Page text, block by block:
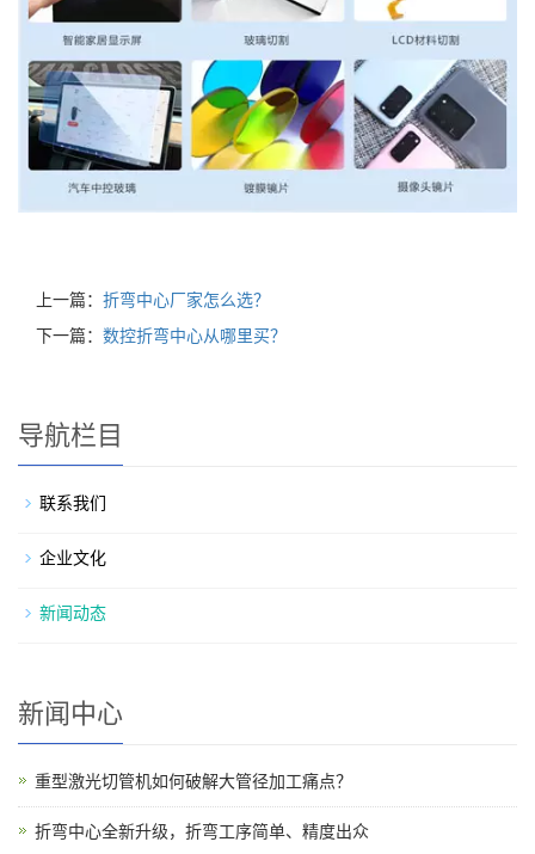
上一篇： 折弯中心厂家怎么选？
下一篇： 数控折弯中心从哪里买？
导航栏目
联系我们
企业文化
新闻动态
新闻中心
重型激光切管机如何破解大管径加工痛点？
折弯中心全新升级，折弯工序简单、精度出众